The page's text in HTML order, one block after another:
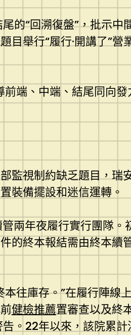
的“回溯復盤”，批示中
舉行“履行·開講了”營
端、中端、結尾同向
監視制約缺乏題目，瑞
裝備擺設和迷信運轉。
兩年夜履行實行團隊。
的終本報結需由終本續
往庫存。”在履行陣線
健檢推薦置審查以及終
。22年以來，該院累